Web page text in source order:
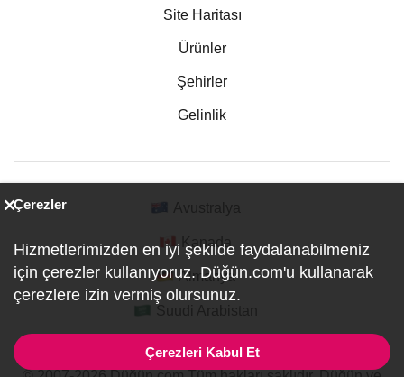
Site Haritası
Ürünler
Şehirler
Gelinlik
Kanada
Almanya
Çerezler
Hizmetlerimizden en iyi şekilde faydalanabilmeniz
için çerezler kullanıyoruz. Düğün.com'u kullanarak
çerezlere izin vermiş olursunuz.
Çerezleri Kabul Et